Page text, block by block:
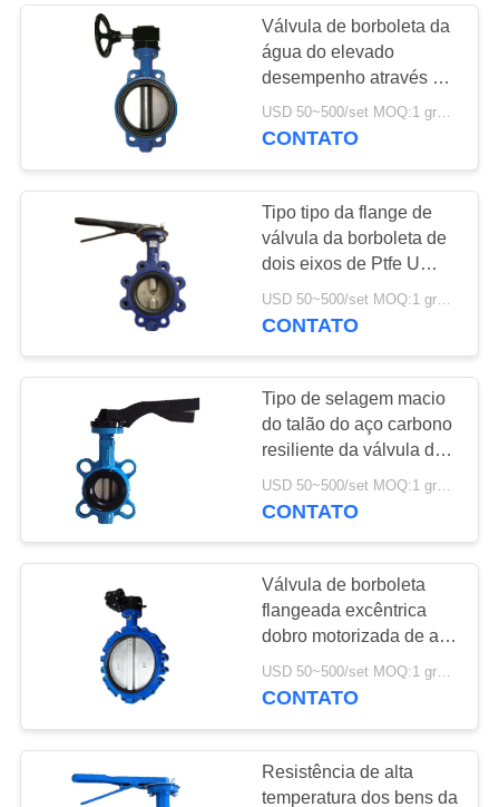
válvula de porta da
água
18
válvula de globo de
aço inoxidável
8
válvula de borboleta
da água
17
Válvula de
8
Válvula de borboleta da
água do elevado
desempenho através da
válvula de borboleta
assentada metal do eixo
USD 50~500/set MOQ:1 grupo
CONTATO
Tipo tipo da flange de
válvula da borboleta de
dois eixos de Ptfe U
para a pressão de água
de regulamento
CONTATO
Tipo de selagem macio
do talão do aço carbono
resiliente da válvula de
borboleta da água de
Seat
USD 50~500/set MOQ:1 grupo
CONTATO
Válvula de borboleta
flangeada excêntrica
dobro motorizada de aço
inoxidável da válvula de
borboleta
USD 50~500/set MOQ:1 grupo
CONTATO
Resistência de alta
temperatura dos bens da